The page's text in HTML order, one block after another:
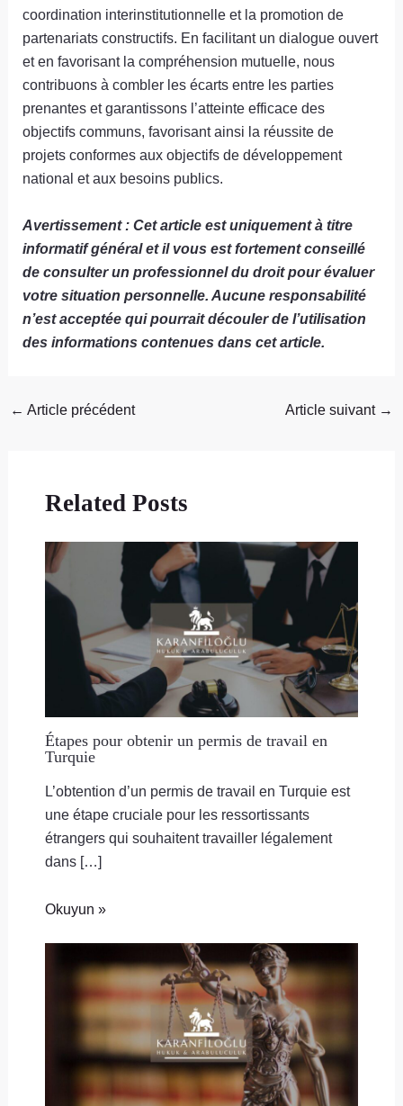
coordination interinstitutionnelle et la promotion de
partenariats constructifs. En facilitant un dialogue ouvert
et en favorisant la compréhension mutuelle, nous
contribuons à combler les écarts entre les parties
prenantes et garantissons l’atteinte efficace des
objectifs communs, favorisant ainsi la réussite de
projets conformes aux objectifs de développement
national et aux besoins publics.
Avertissement : Cet article est uniquement à titre
informatif général et il vous est fortement conseillé
de consulter un professionnel du droit pour évaluer
votre situation personnelle. Aucune responsabilité
n’est acceptée qui pourrait découler de l’utilisation
des informations contenues dans cet article.
← Article précédent Article suivant →
Related Posts
Étapes pour obtenir un permis de travail en
Turquie
L’obtention d’un permis de travail en Turquie est
une étape cruciale pour les ressortissants
étrangers qui souhaitent travailler légalement
dans […]
Okuyun »